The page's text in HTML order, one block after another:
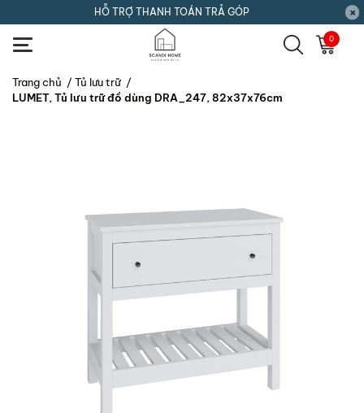
HỖ TRỢ THANH TOÁN TRẢ GÓP
0
Trang chủ / Tủ lưu trữ /
LUMET, Tủ lưu trữ đồ dùng DRA_247, 82x37x76cm